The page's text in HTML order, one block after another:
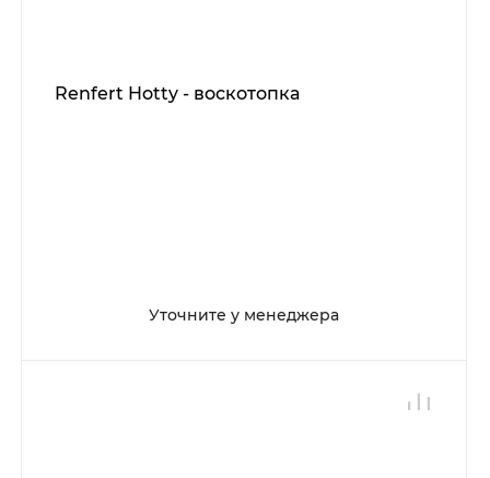
Renfert Hotty - воскотопка
Уточните у менеджера